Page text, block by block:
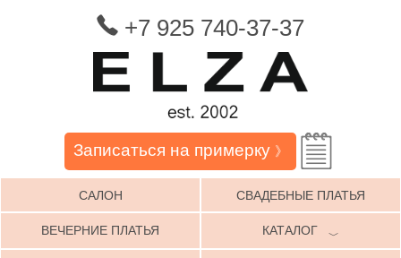
+7 925 740-37-37
Записаться на примерку 》
САЛОН СВАДЕБНЫЕ ПЛАТЬЯ
ВЕЧЕРНИЕ ПЛАТЬЯ КАТАЛОГ ﹀